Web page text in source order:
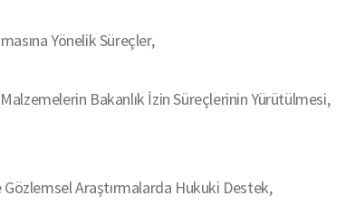
Yönelik Süreçler,
Bakanlık İzin Süreçlerinin Yürütülmesi,
Araştırmalarda Hukuki Destek,